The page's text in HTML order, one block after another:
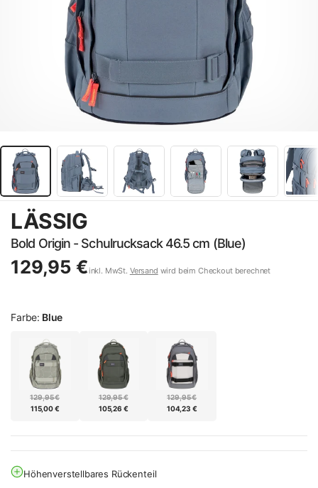
LÄSSIG
Bold Origin - Schulrucksack 46.5 cm (Blue)
129,95 €inkl. MwSt. Versand wird beim Checkout berechnet
Farbe: Blue
129,95 €
115,00 €
129,95 €
105,26 €
129,95 €
104,23 €
Höhenverstellbares Rückenteil